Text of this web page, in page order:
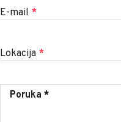
E-mail *
Lokacija *